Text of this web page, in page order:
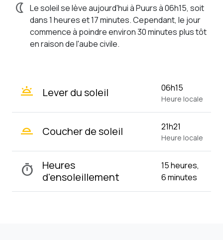
nightlight Le soleil se lève aujourd'hui à Puurs à 06h15, soit
dans 1 heures et 17 minutes. Cependant, le jour
commence à poindre environ 30 minutes plus tôt
en raison de l'aube civile.
wb_twilight Lever du soleil 06h15
Heure locale
wb_twilight_2 Coucher de soleil 21h21
Heure locale
timer
Heures
d'ensoleillement
15 heures,
6 minutes